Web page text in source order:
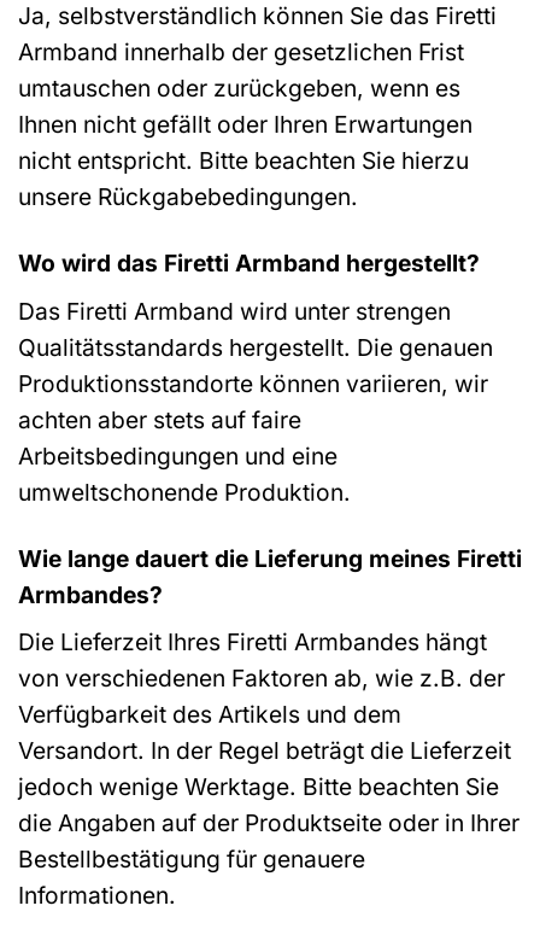
Ja, selbstverständlich können Sie das Firetti
Armband innerhalb der gesetzlichen Frist
umtauschen oder zurückgeben, wenn es
Ihnen nicht gefällt oder Ihren Erwartungen
nicht entspricht. Bitte beachten Sie hierzu
unsere Rückgabebedingungen.
Wo wird das Firetti Armband hergestellt?
Das Firetti Armband wird unter strengen
Qualitätsstandards hergestellt. Die genauen
Produktionsstandorte können variieren, wir
achten aber stets auf faire
Arbeitsbedingungen und eine
umweltschonende Produktion.
Wie lange dauert die Lieferung meines Firetti
Armbandes?
Die Lieferzeit Ihres Firetti Armbandes hängt
von verschiedenen Faktoren ab, wie z.B. der
Verfügbarkeit des Artikels und dem
Versandort. In der Regel beträgt die Lieferzeit
jedoch wenige Werktage. Bitte beachten Sie
die Angaben auf der Produktseite oder in Ihrer
Bestellbestätigung für genauere
Informationen.